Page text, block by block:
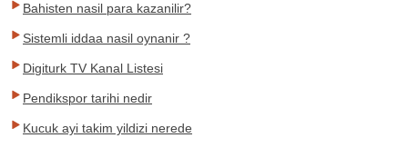
Bahisten nasil para kazanilir?
Sistemli iddaa nasil oynanir ?
Digiturk TV Kanal Listesi
Pendikspor tarihi nedir
Kucuk ayi takim yildizi nerede